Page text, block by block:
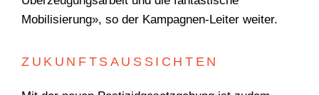
Mobilisierung», so der Kampagnen-Leiter weiter.
ZUKUNFTSAUSSICHTEN